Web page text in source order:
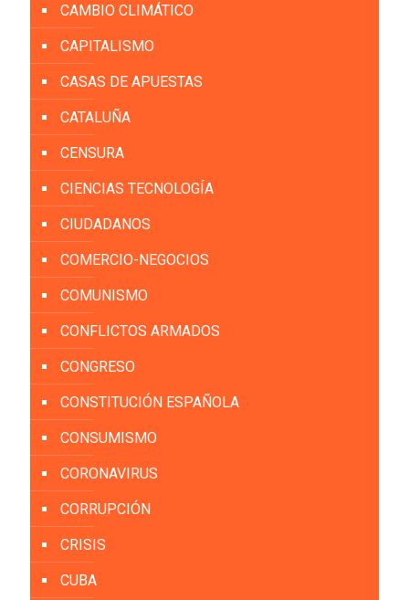
CAMBIO CLIMÁTICO
CAPITALISMO
CASAS DE APUESTAS
CATALUÑA
CENSURA
CIENCIAS TECNOLOGÍA
CIUDADANOS
COMERCIO-NEGOCIOS
COMUNISMO
CONFLICTOS ARMADOS
CONGRESO
CONSTITUCIÓN ESPAÑOLA
CONSUMISMO
CORONAVIRUS
CORRUPCIÓN
CRISIS
CUBA